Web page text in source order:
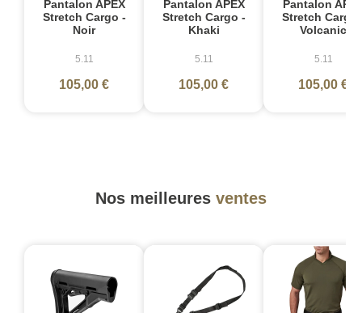
Pantalon APEX
Stretch Cargo -
Noir
5.11
105,00 €
Pantalon APEX
Stretch Cargo -
Khaki
5.11
105,00 €
Pantalon
Stretch Cargo
Volcanic
5.11
105,00 €
Nos meilleures ventes